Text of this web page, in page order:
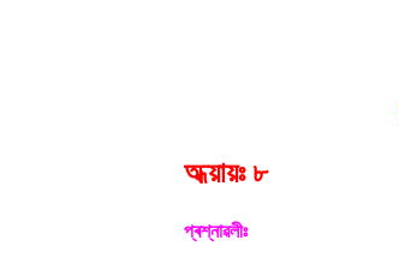
অধ্য়ায়ঃ ৮
প্ৰশ্নাৱলীঃ